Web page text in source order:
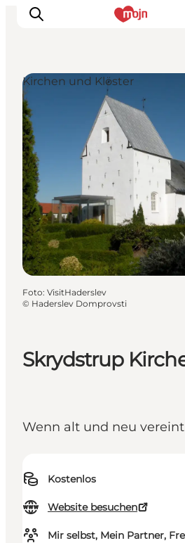
Erlebnisse
Städte und Regionen
Events
Übernachtung
Plane deine Reise
Booking
Skrydstrup
Wenn alt und neu
Kostenlos
Website besuchen
Mir selbst, Mein Partner,
Kirchen und Klöster
Foto: VisitHaderslev
© Haderslev Domprovsti